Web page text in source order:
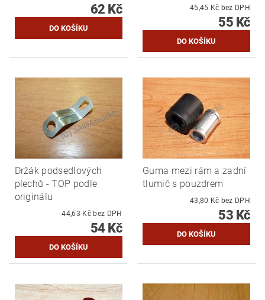
62 Kč 45,45 Kč bez DPH
55 Kč
Držák podsedlových
plechů - TOP podle
originálu
44,63 Kč bez DPH
54 Kč
Guma mezi rám a zadní
tlumič s pouzdrem
43,80 Kč bez DPH
53 Kč